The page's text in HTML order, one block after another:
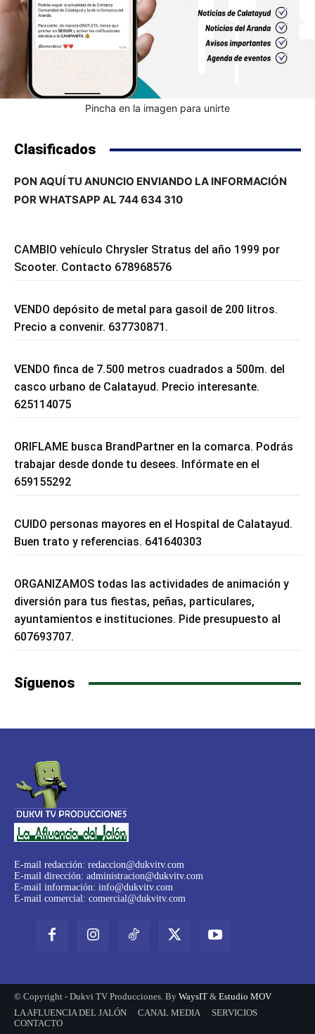
Pincha en la imagen para unirte
Clasificados
PON AQUÍ TU ANUNCIO ENVIANDO LA INFORMACIÓN
POR WHATSAPP AL 744 634 310
CAMBIO vehículo Chrysler Stratus del año 1999 por
Scooter. Contacto 678968576
VENDO depósito de metal para gasoil de 200 litros.
Precio a convenir. 637730871.
VENDO finca de 7.500 metros cuadrados a 500m. del
casco urbano de Calatayud. Precio interesante.
625114075
ORIFLAME busca BrandPartner en la comarca. Podrás
trabajar desde donde tu desees. Infórmate en el
659155292
CUIDO personas mayores en el Hospital de Calatayud.
Buen trato y referencias. 641640303
ORGANIZAMOS todas las actividades de animación y
diversión para tus fiestas, peñas, particulares,
ayuntamientos e instituciones. Pide presupuesto al
607693707.
Síguenos
E-mail redacción: redaccion@dukvitv.com
E-mail dirección: administracion@dukvitv.com
E-mail información: info@dukvitv.com
E-mail comercial: comercial@dukvitv.com
© Copyright - Dukvi TV Producciones. By WaysIT & Estudio MOV
LA AFLUENCIA DEL JALÓN
CANAL MEDIA
SERVICIOS
CONTACTO